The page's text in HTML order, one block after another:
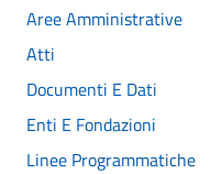
Aree Amministrative
Atti
Documenti E Dati
Enti E Fondazioni
Linee Programmatiche